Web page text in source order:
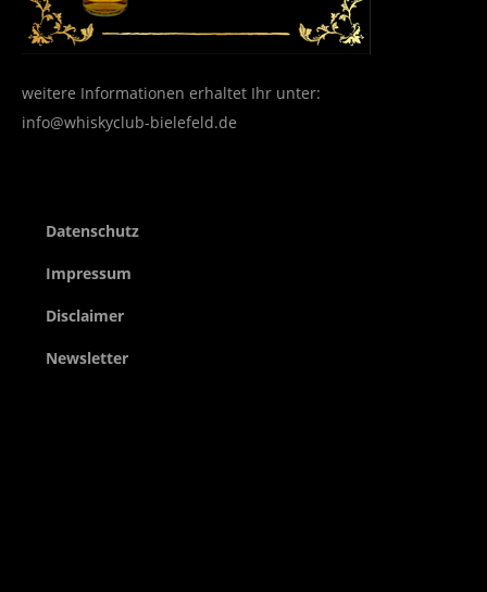
weitere Informationen erhaltet Ihr unter:
info@whiskyclub-bielefeld.de
Datenschutz
Impressum
Disclaimer
Newsletter